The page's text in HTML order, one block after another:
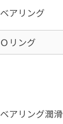
ベアリング
Ｏリング
ベアリング潤滑